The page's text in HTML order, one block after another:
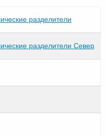
разделители
разделители Север